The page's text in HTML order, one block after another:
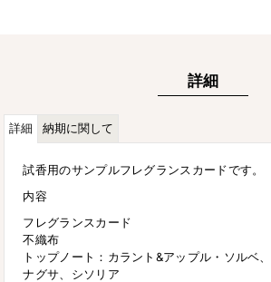
詳細
詳細 納期に関して
試香用のサンプルフレグランスカードです。
内容
フレグランスカード
不織布
トップノート：カラント&アップル・ソルベ
ナグサ、シソリア